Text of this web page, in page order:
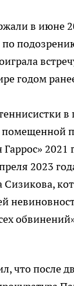
в июне
по
годом
Гаррос»
2023
что после